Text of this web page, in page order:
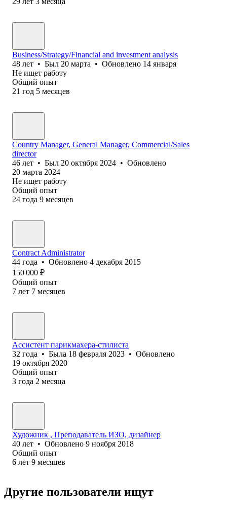
Business/Strategy/Financial and investment analysis
48 лет • Был 20 марта • Обновлено 14 января
Не ищет работу
Общий опыт
21 год 5 месяцев
Country Manager, General Manager, Commercial/Sales
director
46 лет • Был 20 октября 2024 • Обновлено
20 марта 2024
Не ищет работу
Общий опыт
24 года 9 месяцев
Contract Administrator
44 года • Обновлено 4 декабря 2015
150 000 ₽
Общий опыт
7 лет 7 месяцев
Ассистент парикмахера-стилиста
32 года • Была 18 февраля 2023 • Обновлено
19 октября 2020
Общий опыт
3 года 2 месяца
Художник , Преподаватель ИЗО, дизайнер
40 лет • Обновлено 9 ноября 2018
Общий опыт
6 лет 9 месяцев
Другие пользователи ищут